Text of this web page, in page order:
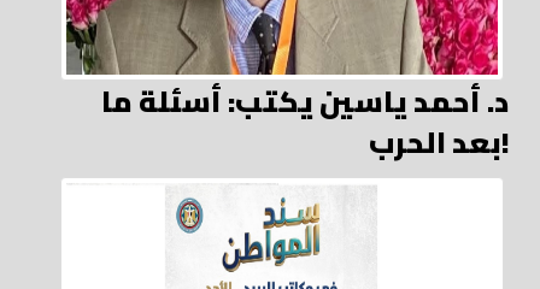
د. أحمد ياسين يكتب: أسئلة ما
بعد الحرب!